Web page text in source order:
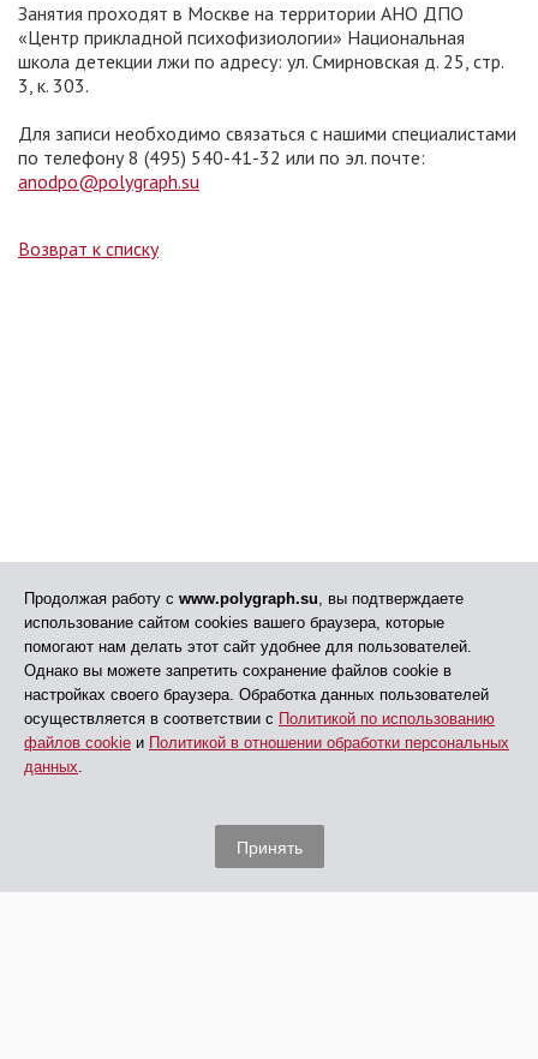
Занятия проходят в Москве на территории АНО ДПО
«Центр прикладной психофизиологии» Национальная
школа детекции лжи по адресу: ул. Смирновская д. 25, стр.
3, к. 303.
Для записи необходимо связаться с нашими специалистами
по телефону 8 (495) 540-41-32 или по эл. почте:
anodpo@polygraph.su
Возврат к списку
Продолжая работу с www.polygraph.su, вы подтверждаете
использование сайтом cookies вашего браузера, которые
помогают нам делать этот сайт удобнее для пользователей.
Однако вы можете запретить сохранение файлов cookie в
настройках своего браузера. Обработка данных пользователей
осуществляется в соответствии с Политикой по использованию
файлов cookie и Политикой в отношении обработки персональных
данных.
Принять